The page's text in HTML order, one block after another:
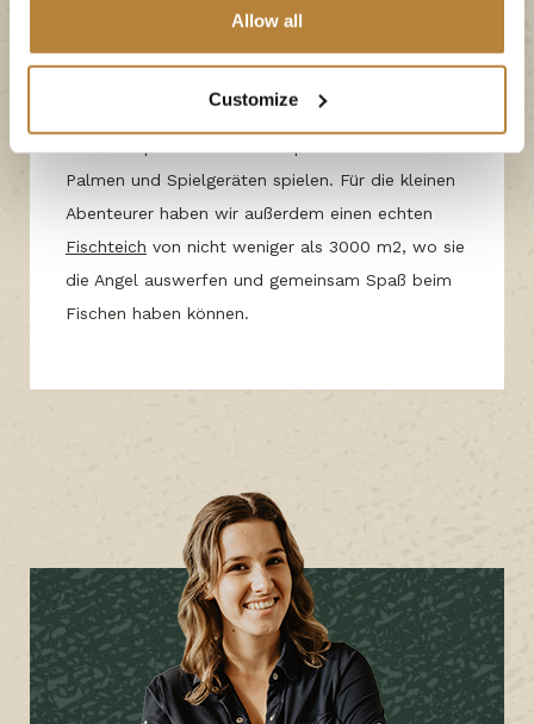
Allow all
Customize
bieten wir zahlreiche
Rad fahren oder
Palmen und Spielgeräten spielen. Für die kleinen
Abenteurer haben wir außerdem einen echten
Fischteich von nicht weniger als 3000 m2, wo sie
die Angel auswerfen und gemeinsam Spaß beim
Fischen haben können.